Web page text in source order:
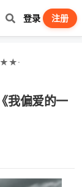
登录 注册
·
我偏爱的一